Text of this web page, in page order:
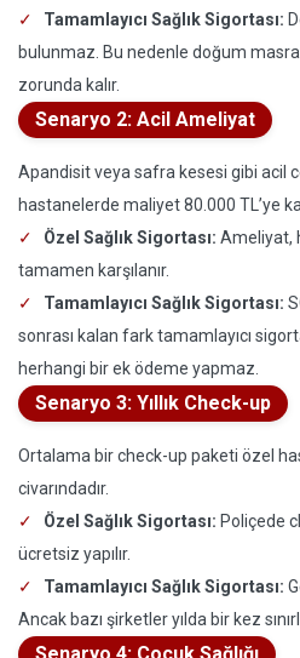
Tamamlayıcı Sağlık Sigortası:
bulunmaz. Bu nedenle doğum
zorunda kalır.
Senaryo 2: Acil Ameliyat
Apandisit veya safra kesesi gibi acil
hastanelerde maliyet 80.000 TL’ye
Özel Sağlık Sigortası: Ameliyat,
tamamen karşılanır.
Tamamlayıcı Sağlık Sigortası:
sonrası kalan fark tamamlayıcı
herhangi bir ek ödeme yapmaz.
Senaryo 3: Yıllık Check-up
Ortalama bir check-up paketi özel
civarındadır.
Özel Sağlık Sigortası: Poliçede
ücretsiz yapılır.
Tamamlayıcı Sağlık Sigortası:
Ancak bazı şirketler yılda bir kez